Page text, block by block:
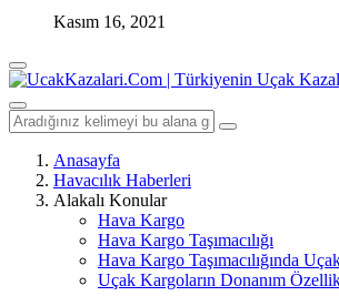
Kasım 16, 2021
Anasayfa
Havacılık Haberleri
Alakalı Konular
Hava Kargo
Hava Kargo Taşımacılığı
Hava Kargo Taşımacılığında
Uçak Kargoların Donanım